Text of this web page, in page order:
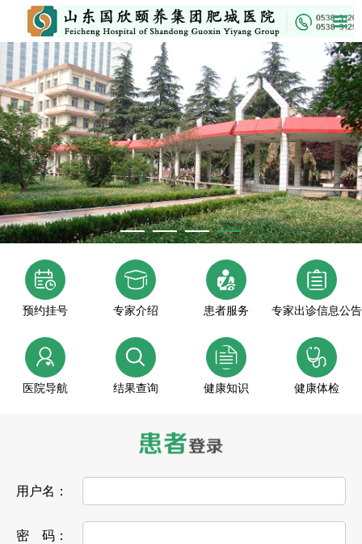
预约挂号 专家介绍 患者服务 专家出诊信息公告
医院导航 结果查询 健康知识 健康体检
用户名：
密 码：